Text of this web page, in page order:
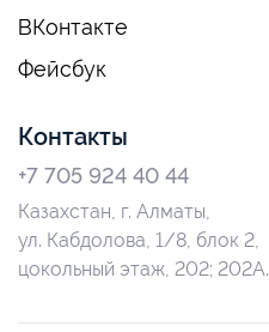
ВКонтакте
Фейсбук
Контакты
+7 705 924 40 44
Казахстан, г. Алматы,
ул. Кабдолова, 1/8, блок 2,
цокольный этаж, 202; 202А.